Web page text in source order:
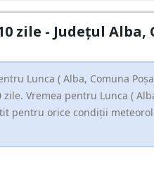
zile - Județul Alba,
Lunca ( Alba, Comuna
Vremea pentru Lunca (
pentru orice condiții